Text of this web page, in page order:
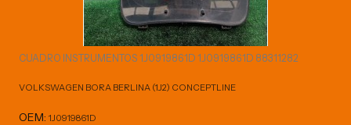
CUADRO INSTRUMENTOS 1J0919861D 1J0919861D 88311282
VOLKSWAGEN BORA BERLINA (1J2) CONCEPTLINE
OEM: 1J0919861D